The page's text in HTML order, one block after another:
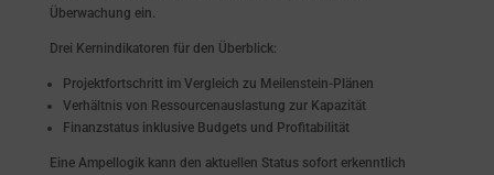
Überwachung ein.
Drei Kernindikatoren für den Überblick:
Projektfortschritt im Vergleich zu Meilenstein-Plänen
Verhältnis von Ressourcenauslastung zur Kapazität
Finanzstatus inklusive Budgets und Profitabilität
Eine Ampellogik kann den aktuellen Status sofort erkenntlich